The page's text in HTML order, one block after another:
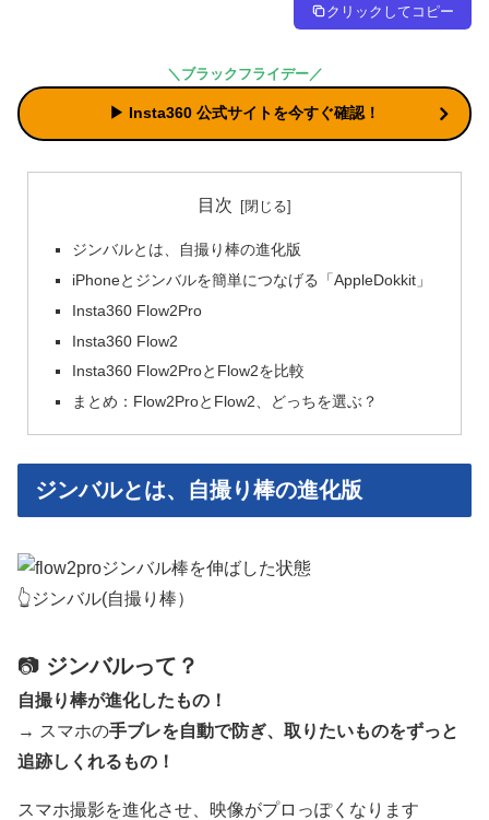
クリックしてコピー
＼ブラックフライデー／
▶︎ Insta360 公式サイトを今すぐ確認！
目次
ジンバルとは、自撮り棒の進化版
iPhoneとジンバルを簡単につなげる「AppleDokkit」
Insta360 Flow2Pro
Insta360 Flow2
Insta360 Flow2ProとFlow2を比較
まとめ：Flow2ProとFlow2、どっちを選ぶ？
ジンバルとは、自撮り棒の進化版
👆ジンバル(自撮り棒）
📷 ジンバルって？
自撮り棒が進化したもの！
→ スマホの手ブレを自動で防ぎ、取りたいものをずっと
追跡しくれるもの！
スマホ撮影を進化させ、映像がプロっぽくなります